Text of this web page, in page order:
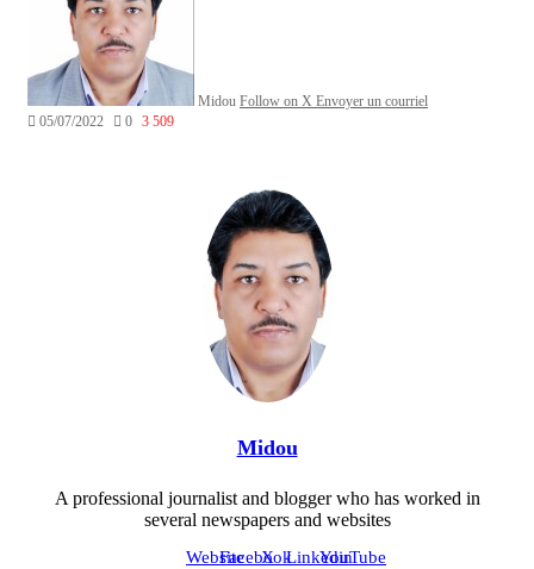
Midou Follow on X Envoyer un courriel
05/07/2022
0 3 509
Midou
A professional journalist and blogger who has worked in
several newspapers and websites
WebsiteFacebook
X LinkedinYouTube